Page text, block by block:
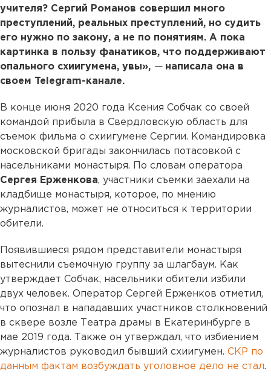
учителя? Сергий Романов совершил много
преступлений, реальных преступлений, но судить
его нужно по закону, а не по понятиям. А пока
картинка в пользу фанатиков, что поддерживают
опального схиигумена, увы», —написала она в
своем Telegram-канале.
В конце июня 2020 года Ксения Собчак со своей
командой прибыла в Свердловскую область для
съемок фильма о схиигумене Сергии. Командировка
московской бригады закончилась потасовкой с
насельниками монастыря. По словам оператора
Сергея Ерженкова, участники съемки заехали на
кладбище монастыря, которое, по мнению
журналистов, может не относиться к территории
обители.
Появившиеся рядом представители монастыря
вытеснили съемочную группу за шлагбаум. Как
утверждает Собчак, насельники обители избили
двух человек. Оператор Сергей Ерженков отметил,
что опознал в нападавших участников столкновений
в сквере возле Театра драмы в Екатеринбурге в
мае 2019 года. Также он утверждал, что избиением
журналистов руководил бывший схиигумен. СКР по
данным фактам возбуждать уголовное дело не стал.